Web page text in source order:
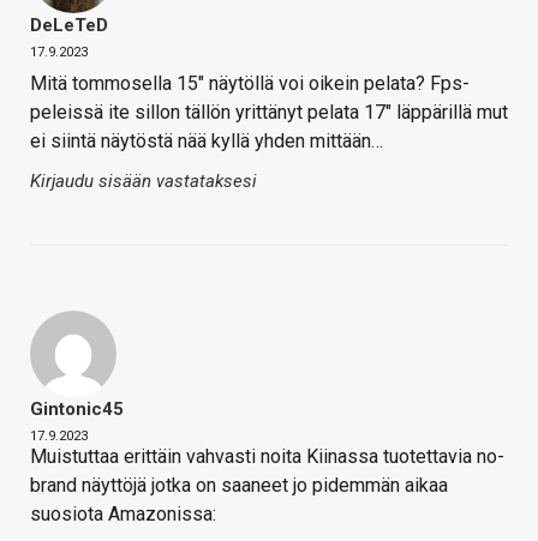
DeLeTeD
17.9.2023
Mitä tommosella 15″ näytöllä voi oikein pelata? Fps-
peleissä ite sillon tällön yrittänyt pelata 17″ läppärillä mut
ei siintä näytöstä nää kyllä yhden mittään…
Kirjaudu sisään vastataksesi
Gintonic45
17.9.2023
Muistuttaa erittäin vahvasti noita Kiinassa tuotettavia no-
brand näyttöjä jotka on saaneet jo pidemmän aikaa
suosiota Amazonissa: